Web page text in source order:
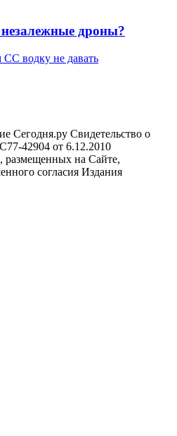
дроны?
водку не давать
Сегодня.ру Свидетельство о
42904 от 6.12.2010
размещенных на Сайте,
согласия Издания